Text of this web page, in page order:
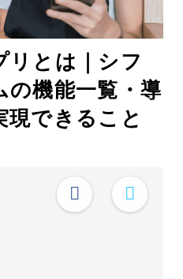
リとは｜シフ
の機能一覧・導
現できること